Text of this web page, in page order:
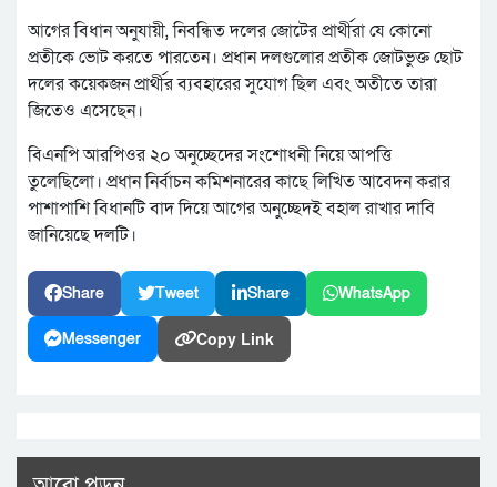
আগের বিধান অনুযায়ী, নিবন্ধিত দলের জোটের প্রার্থীরা যে কোনো
প্রতীকে ভোট করতে পারতেন। প্রধান দলগুলোর প্রতীক জোটভুক্ত ছোট
দলের কয়েকজন প্রার্থীর ব্যবহারের সুযোগ ছিল এবং অতীতে তারা
জিতেও এসেছেন।
বিএনপি আরপিওর ২০ অনুচ্ছেদের সংশোধনী নিয়ে আপত্তি
তুলেছিলো। প্রধান নির্বাচন কমিশনারের কাছে লিখিত আবেদন করার
পাশাপাশি বিধানটি বাদ দিয়ে আগের অনুচ্ছেদই বহাল রাখার দাবি
জানিয়েছে দলটি।
Share Tweet Share WhatsApp
Messenger Copy Link